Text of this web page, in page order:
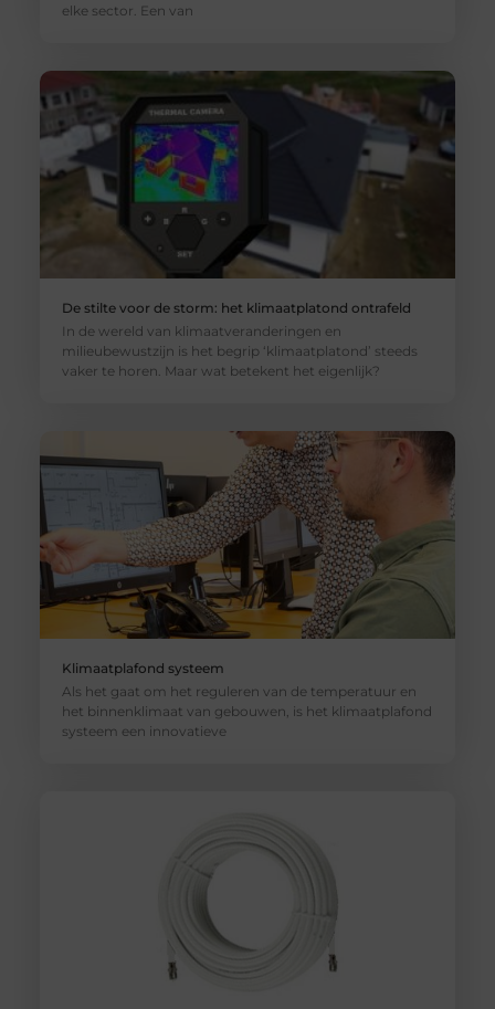
elke sector. Een van
De stilte voor de storm: het klimaatplatond ontrafeld
In de wereld van klimaatveranderingen en
milieubewustzijn is het begrip ‘klimaatplatond’ steeds
vaker te horen. Maar wat betekent het eigenlijk?
Klimaatplafond systeem
Als het gaat om het reguleren van de temperatuur en
het binnenklimaat van gebouwen, is het klimaatplafond
systeem een innovatieve